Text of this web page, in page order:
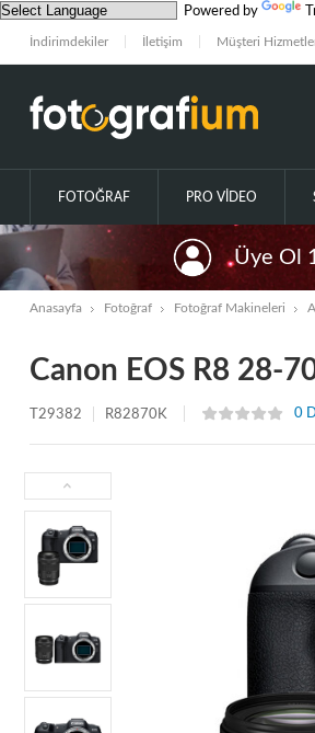
Powered by
İndirimdekiler İletişim Müşteri
FOTOĞRAF PRO VIDEO
Üye Ol
Anasayfa Fotoğraf Fotoğraf Makineleri
Canon EOS R8 28-
T29382 R82870K 0